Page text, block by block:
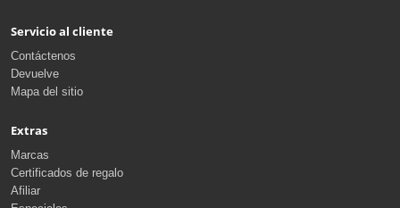
Servicio al cliente
Contáctenos
Devuelve
Mapa del sitio
Extras
Marcas
Certificados de regalo
Afiliar